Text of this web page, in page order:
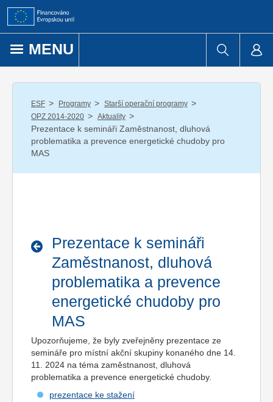
Přejít k obsahu
MENU
ESF / Programy / Starší operační programy /
OPZ 2014-2020 / Aktuality /
Prezentace k semináři Zaměstnanost, dluhová
problematika a prevence energetické chudoby pro
MAS
Prezentace k semináři
Zaměstnanost, dluhová
problematika a prevence
energetické chudoby pro
MAS
Upozorňujeme, že byly zveřejněny prezentace ze
semináře pro místní akční skupiny konaného dne 14.
11. 2024 na téma zaměstnanost, dluhová
problematika a prevence energetické chudoby.
prezentace ke stažení